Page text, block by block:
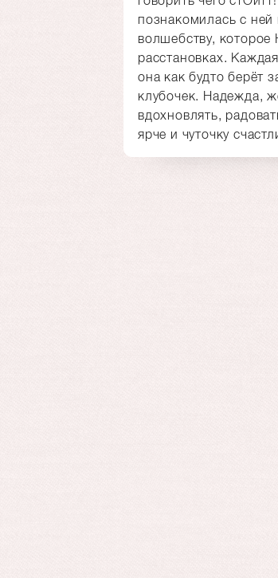
познакомилась с ней
волшебству, которое
расстановках.
она как будто берёт
клубочек. Надежда,
вдохновлять,
ярче и чуточку